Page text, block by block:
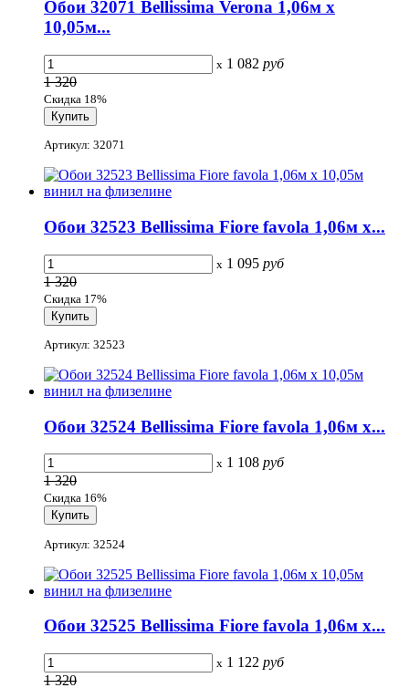
Обои 32071 Bellissima Verona 1,06м х
10,05м...
x 1 082 руб
1 320
Скидка 18%
Артикул: 32071
Обои 32523 Bellissima Fiore favola 1,06м х...
x 1 095 руб
1 320
Скидка 17%
Артикул: 32523
Обои 32524 Bellissima Fiore favola 1,06м х...
x 1 108 руб
1 320
Скидка 16%
Артикул: 32524
Обои 32525 Bellissima Fiore favola 1,06м х...
x 1 122 руб
1 320